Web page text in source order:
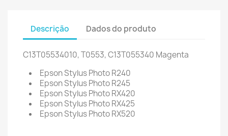
Descrição Dados do produto
C13T05534010, T0553, C13T055340 Magenta
Epson Stylus Photo R240
Epson Stylus Photo R245
Epson Stylus Photo RX420
Epson Stylus Photo RX425
Epson Stylus Photo RX520